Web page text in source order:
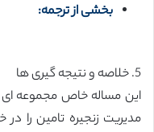
بخشی از ترجمه:
5. خلاصه و نتیجه گیری ها
این مساله خاص مجموعه ای
مدیریت زنجیره تامین را